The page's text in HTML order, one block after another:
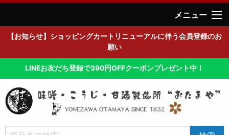
メニュー
【お知らせ】ショッピングカートリニューアルに伴う会員登録のお
願い
LINEお友だち登録で390円OFFクーポンプレゼント中！